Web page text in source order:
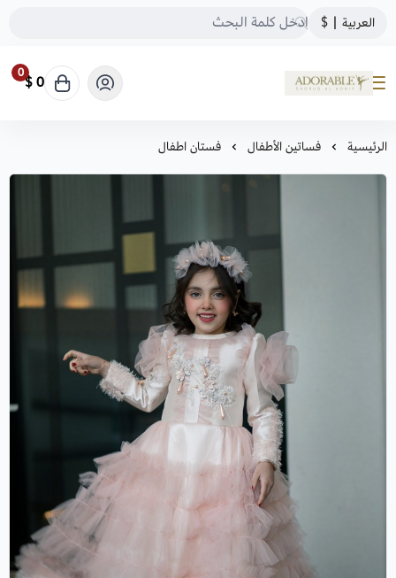
العربية |
$
ADORABLE
0 0 $
الرئيسية فساتين الأطفال فستان اطفال